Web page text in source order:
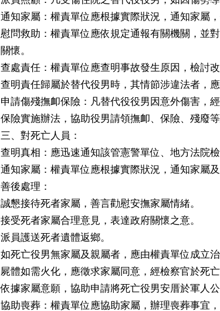
通知家屬：權責單位應根據實際狀況，通知家屬
慰問救助：權責單位應依規定通報有關機關，並
關懷。
查處責任：權責單位應查明事故發生原因，檢討
查明責任歸屬於替代役男時，其情節涉違法者，
申請傷殘撫卹保險：凡替代役役男因意外傷害，
保險實施辦法，協助役男請領撫卹、保險、殘廢等
三、對死亡人員：
查明真相：應迅速通知該管憲警單位、地方法院
通知家屬：權責單位應根據實際狀況，通知家屬
善後處理：
誠懇接待死者家屬，善言勸慰安撫家屬情緒。
接受死者家屬合理意見，表達政府關懷之意。
派員護送死者遺體返鄉。
如死亡役男無家屬及親屬者，應由權責單位成立
屍體如需火化，應徵求家屬同意，經檢察官於死
依據家屬意願，協助申請將死亡役男安厝於軍人公
協助喪葬：權責單位應協助家屬，辦理喪葬事宜